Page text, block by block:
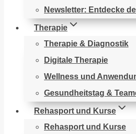
Newsletter: Entdecke
Therapie
Therapie & Diagnostik
Digitale Therapie
Wellness und
Gesundheitstag &
Rehasport und Kurse
Rehasport und Kurse